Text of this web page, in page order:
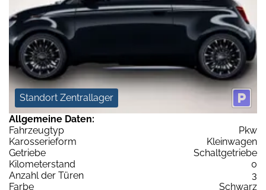
Standort Zentrallager
Allgemeine Daten:
Fahrzeugtyp
Pkw
Karosserieform
Kleinwagen
Getriebe
Schaltgetriebe
Kilometerstand
0
Anzahl der Türen
3
Farbe
Schwarz